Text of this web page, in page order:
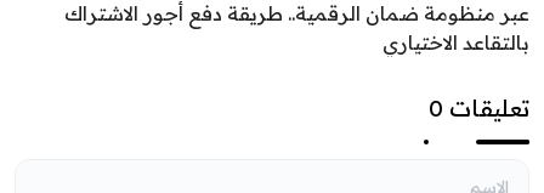
عبر منظومة ضمان الرقمية.. طريقة دفع أجور الاشتراك
بالتقاعد الاختياري
تعليقات 0